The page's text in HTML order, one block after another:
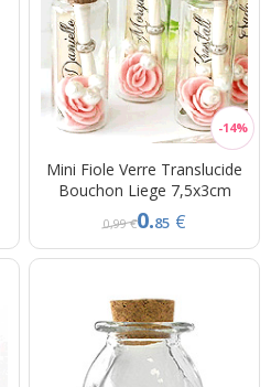
Mini Fiole Verre Translucide
Bouchon Liege 7,5x3cm
0,99 €0.85 €